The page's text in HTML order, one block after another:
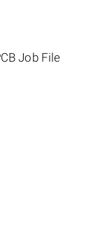
Job File